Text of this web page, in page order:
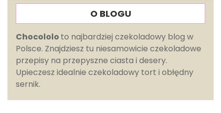
O BLOGU
Chocololo to najbardziej czekoladowy blog w
Polsce. Znajdziesz tu niesamowicie czekoladowe
przepisy na przepyszne ciasta i desery.
Upieczesz idealnie czekoladowy tort i obłędny
sernik.